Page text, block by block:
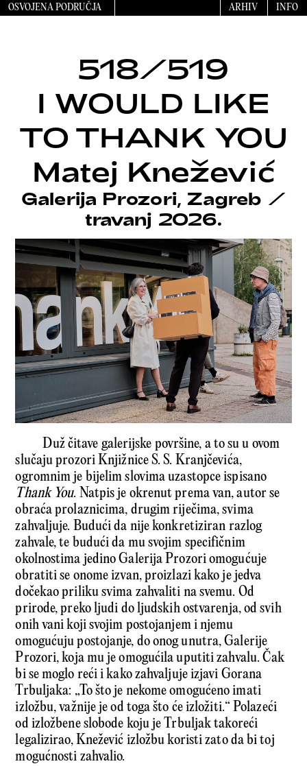
OSVOJENA PODRUČJA ARHIV INFO
518/519
I WOULD LIKE
TO THANK YOU
Matej Knežević
Galerija Prozori, Zagreb /
travanj 2026.
Duž čitave galerijske površine, a to su u ovom
slučaju prozori Knjižnice S. S. Kranjčevića,
ogromnim je bijelim slovima uzastopce ispisano
Thank You. Natpis je okrenut prema van, autor se
obraća prolaznicima, drugim riječima, svima
zahvaljuje. Budući da nije konkretiziran razlog
zahvale, te budući da mu svojim specifičnim
okolnostima jedino Galerija Prozori omogućuje
obratiti se onome izvan, proizlazi kako je jedva
dočekao priliku svima zahvaliti na svemu. Od
prirode, preko ljudi do ljudskih ostvarenja, od svih
onih vani koji svojim postojanjem i njemu
omogućuju postojanje, do onog unutra, Galerije
Prozori, koja mu je omogućila uputiti zahvalu. Čak
bi se moglo reći i kako zahvaljuje izjavi Gorana
Trbuljaka: „To što je nekome omogućeno imati
izložbu, važnije je od toga što će izložiti.“ Polazeći
od izložbene slobode koju je Trbuljak takoreći
legalizirao, Knežević izložbu koristi zato da bi toj
mogućnosti zahvalio.